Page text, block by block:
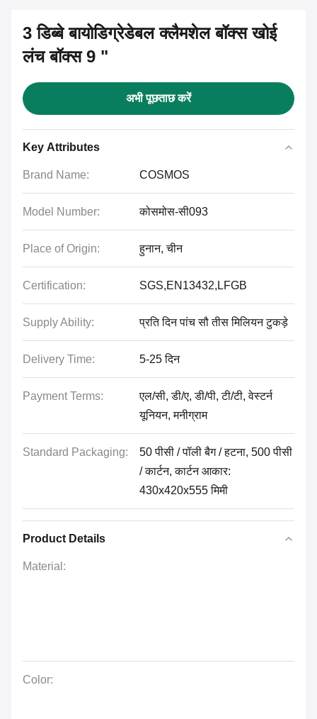
3 डिब्बे बायोडिग्रेडेबल क्लैमशेल बॉक्स खोई
लंच बॉक्स 9 "
अभी पूछताछ करें
Key Attributes
Brand Name: COSMOS
Model Number: कोसमोस-सी093
Place of Origin: हुनान, चीन
Certification: SGS,EN13432,LFGB
Supply Ability: प्रति दिन पांच सौ तीस मिलियन टुकड़े
Delivery Time: 5-25 दिन
Payment Terms:
एल/सी, डी/ए, डी/पी, टी/टी, वेस्टर्न
यूनियन, मनीग्राम
Standard Packaging:
50 पीसी / पॉली बैग / हटना, 500 पीसी
/ कार्टन, कार्टन आकार:
430x420x555 मिमी
Product Details
Material:
Color: